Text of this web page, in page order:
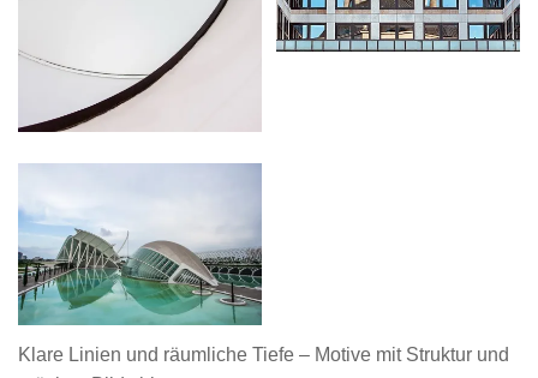
Klare Linien und räumliche Tiefe – Motive mit Struktur und